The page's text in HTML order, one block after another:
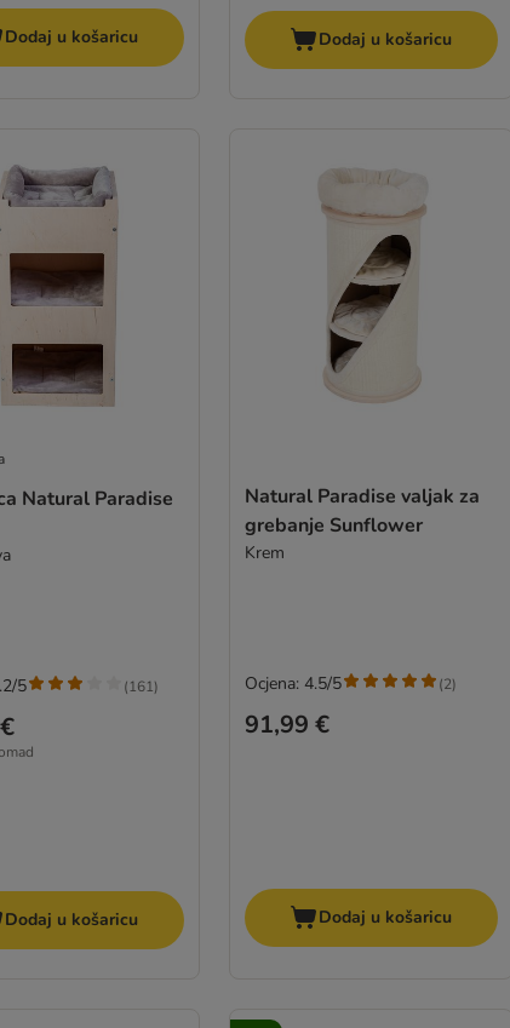
Dodaj u košaricu Dodaj u košaricu
Natural Paradise
5 (161)
Dodaj u košaricu
Natural Paradise valjak za
grebanje Sunflower
Krem
91,99 €
Ocjena: 4.5/5 (2)
Dodaj u košaricu